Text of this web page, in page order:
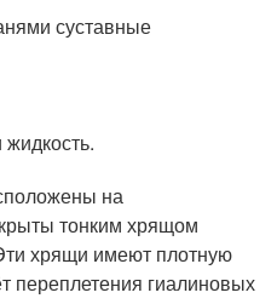
суставные
на
тонким хрящом
хрящи имеют плотную
переплетения гиалиновых